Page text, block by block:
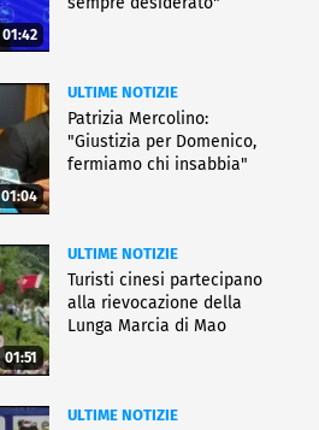
01:42
01:04
ULTIME NOTIZIE
Patrizia Mercolino:
"Giustizia per Domenico,
fermiamo chi insabbia"
01:51
ULTIME NOTIZIE
Turisti cinesi partecipano
alla rievocazione della
Lunga Marcia di Mao
ULTIME NOTIZIE